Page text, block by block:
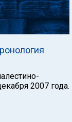
2007 года.